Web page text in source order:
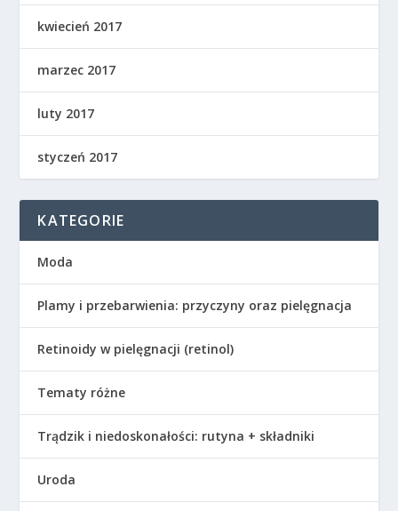
kwiecień 2017
marzec 2017
luty 2017
styczeń 2017
KATEGORIE
Moda
Plamy i przebarwienia: przyczyny oraz pielęgnacja
Retinoidy w pielęgnacji (retinol)
Tematy różne
Trądzik i niedoskonałości: rutyna + składniki
Uroda